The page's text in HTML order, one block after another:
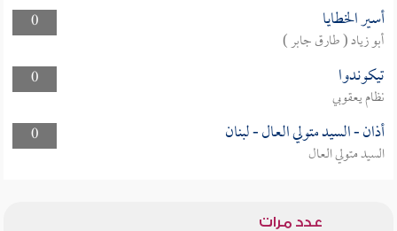
0
أسير الخطايا
أبو زياد ( طارق جابر )
0
تيكوندوا
نظام يعقوبي
0
أذان - السيد متولي العال - لبنان
السيد متولي العال
عدد مرات